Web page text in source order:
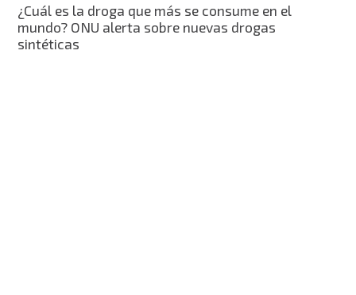
¿Cuál es la droga que más se consume en el
mundo? ONU alerta sobre nuevas drogas
sintéticas